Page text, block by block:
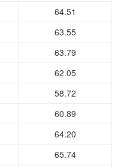
64.51
63.55
63.79
62.05
58.72
60.89
64.20
65.74